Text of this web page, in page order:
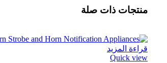
منتجات ذات صلة
قراءة المزيد
Quick view